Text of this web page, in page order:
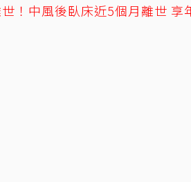
！中風後臥床近5個月離世 享